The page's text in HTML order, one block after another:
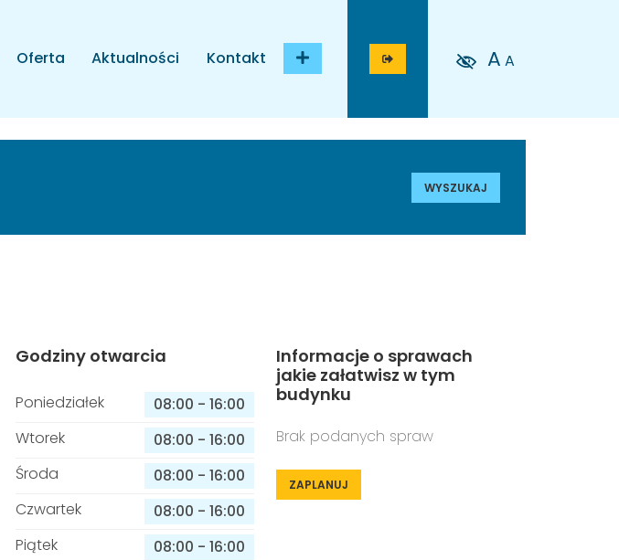
Oferta Aktualności Kontakt A A
WYSZUKAJ
Godziny otwarcia
Poniedziałek 08:00 - 16:00
Wtorek
08:00 - 16:00
Środa
08:00 - 16:00
Czwartek
08:00 - 16:00
Piątek
08:00 - 16:00
Informacje o sprawach
jakie załatwisz w tym
budynku
Brak podanych spraw
ZAPLANUJ